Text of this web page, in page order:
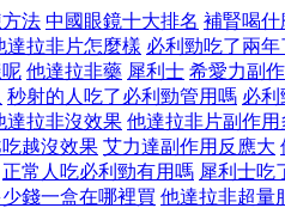
法 中國眼鏡十大排名 補腎喝什
達拉非片怎麼樣 必利勁吃了兩年
他達拉非藥 犀利士 希愛力副
秒射的人吃了必利勁管用嗎 必利
達拉非沒效果 他達拉非片副作用
越沒效果 艾力達副作用反應大
正常人吃必利勁有用嗎 犀利士吃
錢一盒在哪裡買 他達拉非超量